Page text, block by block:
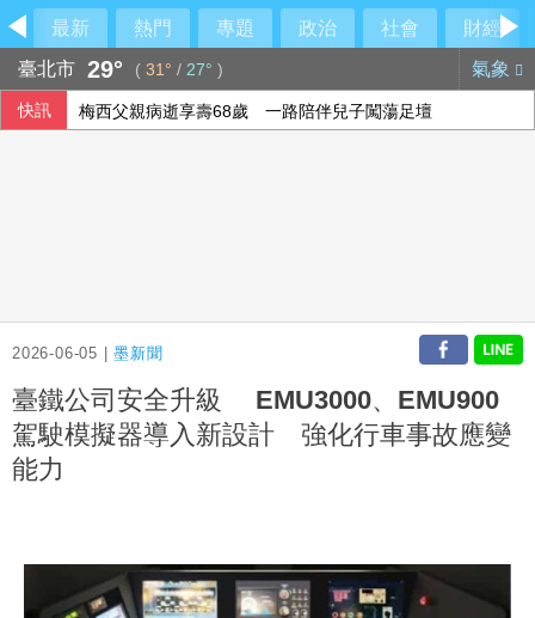
最新 熱門 專題 政治 社會
財經
臺北市 29° ( 31° / 27° ) 氣象
快訊 梅西父親病逝享壽68歲 一路陪伴兒子闖蕩足壇
2026-06-05 |墨新聞
臺鐵公司安全升級 EMU3000、EMU900
駕駛模擬器導入新設計 強化行車事故應變
能力